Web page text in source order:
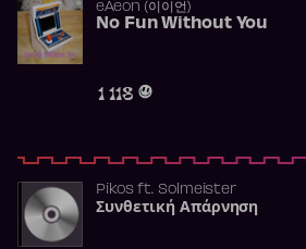
​eAeon (이이언)
No Fun Without You
1 118
Pikosft. Solmeister
Συνθετική Απάρνηση